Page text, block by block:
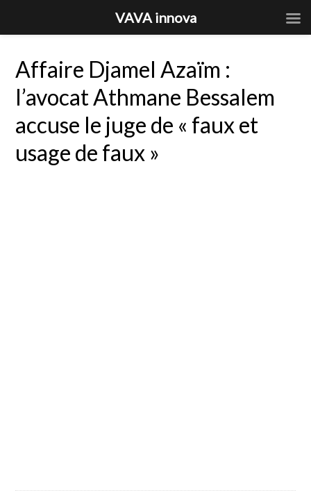
Affaire Djamel Azaïm :
l’avocat Athmane Bessalem
accuse le juge de « faux et
usage de faux »
VAVA innova